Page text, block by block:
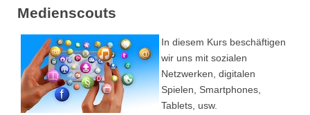
Medienscouts
In diesem Kurs beschäftigen
wir uns mit sozialen
Netzwerken, digitalen
Spielen, Smartphones,
Tablets, usw.